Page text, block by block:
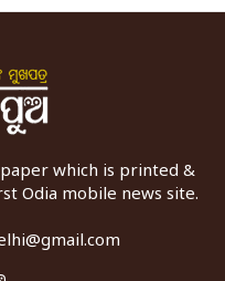
which is printed &
Odia mobile news site.